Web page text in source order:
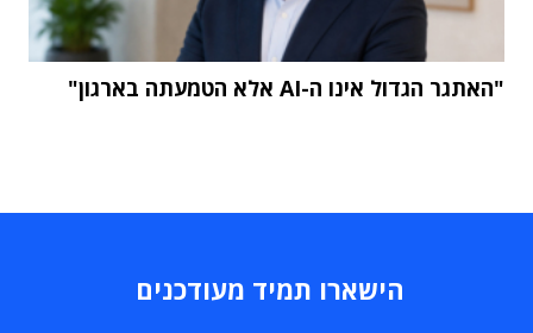
"האתגר הגדול אינו ה-AI אלא הטמעתה בארגון"
הישארו תמיד מעודכנים